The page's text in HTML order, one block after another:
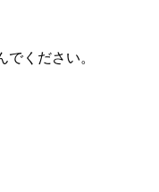
ください。